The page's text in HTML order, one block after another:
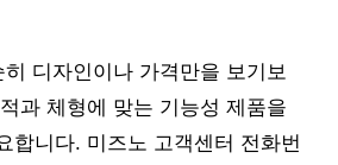
디자인이나 가격만을 보기보
과 체형에 맞는 기능성 제품을
합니다. 미즈노 고객센터 전화번